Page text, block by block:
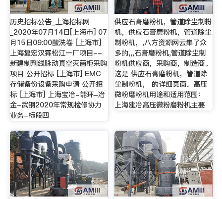
历史招标公告_上海招标网
_2020年07月14日[上海市] 07
月15日09:00酸洗卷 [上海市]
上海复宏汉霖松江一厂项目--
新建制剂线脉动真空灭菌柜采购
项目 公开招标 [上海市] EMC
存储备份设备采购申请 公开招
标 [上海市] 上海宝冶-能环-冶
金-武钢2020年常规检修协力
业务-标段四
供应石膏磨粉机，管道除尘制粉
机，供应石膏磨粉机，管道除尘
制粉机，,八方资源网云集了众
多的,,,石膏磨粉机,管道除尘制
粉机供应商，采购商，制造商。
这是 供应石膏磨粉机，管道除
尘制粉机， 的详细页面。高压
微粉磨粉机用途和适用范围：
上海建冶高压微粉磨粉机主要